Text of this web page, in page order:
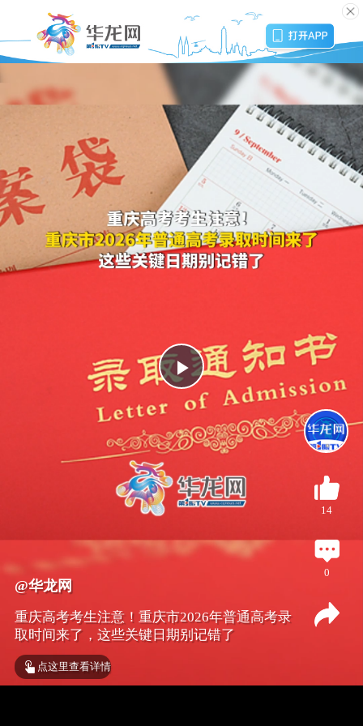
P
l
a
i
14
0
@华龙网
重庆高考考生注意！重庆市2026年普通高考录
取时间来了，这些关键日期别记错了
点这里查看详情